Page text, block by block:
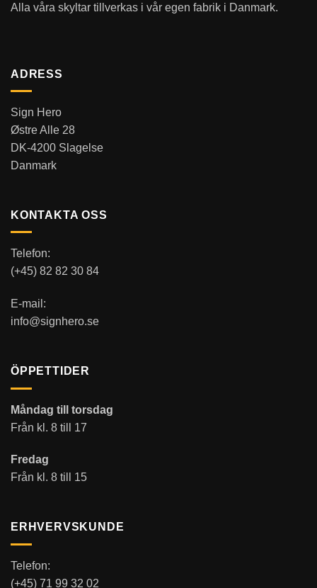
Alla våra skyltar tillverkas i vår egen fabrik i Danmark.
ADRESS
Sign Hero
Østre Alle 28
DK-4200 Slagelse
Danmark
KONTAKTA OSS
Telefon:
(+45) 82 82 30 84
E-mail:
info@signhero.se
ÖPPETTIDER
Måndag till torsdag
Från kl. 8 till 17
Fredag
Från kl. 8 till 15
ERHVERVSKUNDE
Telefon:
(+45) 71 99 32 02